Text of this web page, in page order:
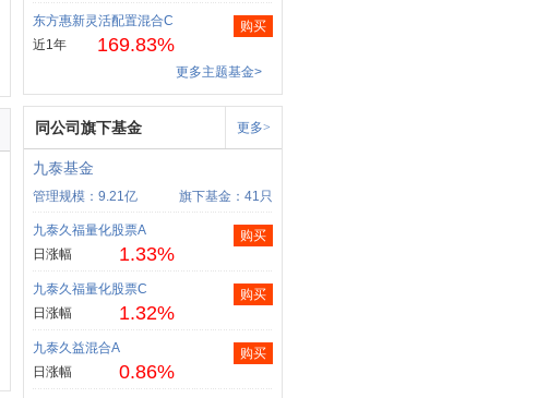
东方惠新灵活配置混合C
近1年
169.83%
购买
更多主题基金>
同公司旗下基金 更多>
九泰基金
管理规模：9.21亿 旗下基金：41只
九泰久福量化股票A
日涨幅
1.33%
购买
九泰久福量化股票C
日涨幅
1.32%
购买
九泰久益混合A
日涨幅
0.86%
购买